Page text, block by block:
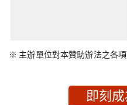
※ 主辦單位對本贊助辦法之各
即刻